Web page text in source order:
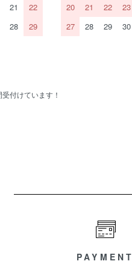
21
22
28
29
20
21 22 23
27
28 29 30
付けています！
PAYMENT